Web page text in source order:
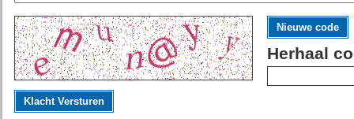
Nieuwe code
Herhaal
Klacht Versturen